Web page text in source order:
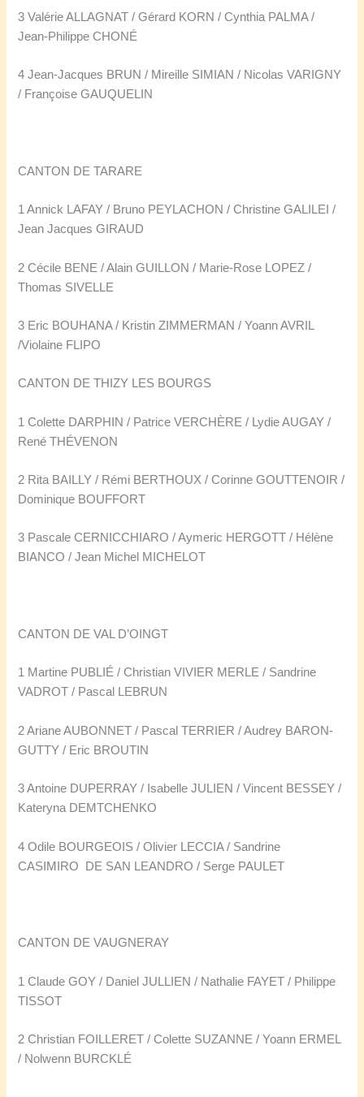
3 Valérie ALLAGNAT / Gérard KORN / Cynthia PALMA /
Jean-Philippe CHONÉ
4 Jean-Jacques BRUN / Mireille SIMIAN / Nicolas VARIGNY
/ Françoise GAUQUELIN
CANTON DE TARARE
1 Annick LAFAY / Bruno PEYLACHON / Christine GALILEI /
Jean Jacques GIRAUD
2 Cécile BENE / Alain GUILLON / Marie-Rose LOPEZ /
Thomas SIVELLE
3 Eric BOUHANA / Kristin ZIMMERMAN / Yoann AVRIL
/Violaine FLIPO
CANTON DE THIZY LES BOURGS
1 Colette DARPHIN / Patrice VERCHÈRE / Lydie AUGAY /
René THÉVENON
2 Rita BAILLY / Rémi BERTHOUX / Corinne GOUTTENOIR /
Dominique BOUFFORT
3 Pascale CERNICCHIARO / Aymeric HERGOTT / Hélène
BIANCO / Jean Michel MICHELOT
CANTON DE VAL D’OINGT
1 Martine PUBLIÉ / Christian VIVIER MERLE / Sandrine
VADROT / Pascal LEBRUN
2 Ariane AUBONNET / Pascal TERRIER / Audrey BARON-
GUTTY / Eric BROUTIN
3 Antoine DUPERRAY / Isabelle JULIEN / Vincent BESSEY /
Kateryna DEMTCHENKO
4 Odile BOURGEOIS / Olivier LECCIA / Sandrine
CASIMIRO DE SAN LEANDRO / Serge PAULET
CANTON DE VAUGNERAY
1 Claude GOY / Daniel JULLIEN / Nathalie FAYET / Philippe
TISSOT
2 Christian FOILLERET / Colette SUZANNE / Yoann ERMEL
/ Nolwenn BURCKLÉ